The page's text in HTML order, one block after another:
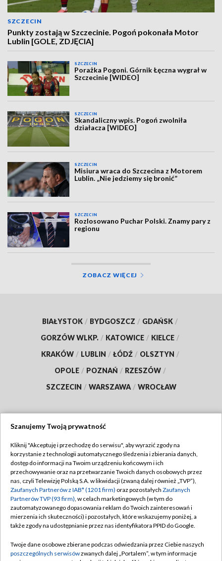
SZCZECIN
Punkty zostają w Szczecinie. Pogoń pokonała Motor
Lublin [GOLE, ZDJĘCIA]
SZCZECIN
Porażka Pogoni. Górnik Łęczna wygrał w
Szczecinie [WIDEO]
SZCZECIN
Skandaliczny wpis. Pogoń zwolniła
działacza [WIDEO]
SZCZECIN
Misiura wraca do Szczecina z Motorem
Lublin. „Nie jedziemy się bronić”
SZCZECIN
Rozlosowano Puchar Polski. Znamy pary z
regionu
ZOBACZ WIĘCEJ
BIAŁYSTOK / BYDGOSZCZ / GDAŃSK /
GORZÓW WLKP. / KATOWICE / KIELCE /
KRAKÓW / LUBLIN / ŁÓDŹ / OLSZTYN /
OPOLE / POZNAŃ / RZESZÓW /
SZCZECIN / WARSZAWA / WROCŁAW
TVP
Abonament TVP
Emisja w TVP
Centrum informacji TVP
Naziemna Telewizja Cyfrowa
Rada Programowa
Regulamin TVP
Polityka prywatności
Moje zgody
Pomoc
Kontakt
Szanujemy Twoją prywatność
Kliknij "Akceptuję i przechodzę do serwisu", aby wyrazić zgody na
korzystanie z technologii automatycznego śledzenia i zbierania danych,
dostęp do informacji na Twoim urządzeniu końcowym i ich
przechowywanie oraz na przetwarzanie Twoich danych osobowych przez
nas, czyli Telewizję Polską S.A. w likwidacji (zwaną dalej również „TVP”),
Zaufanych Partnerów z IAB* (1201 firm) oraz pozostałych Zaufanych
Partnerów TVP (93 firm), w celach marketingowych (w tym do
zautomatyzowanego dopasowania reklam do Twoich zainteresowań i
mierzenia ich skuteczności) i pozostałych, które wskazujemy poniżej, a
także zgody na udostępnianie przez nas identyfikatora PPID do Google.
Twoje dane osobowe zbierane podczas odwiedzania przez Ciebie naszych
poszczególnych serwisówzwanych dalej „Portalem”, w tym informacje